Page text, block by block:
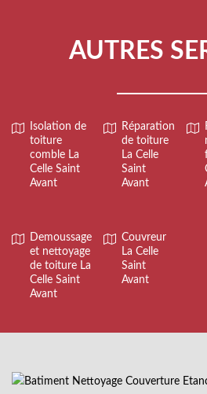
AUTRES
Isolation de
toiture
comble La
Celle Saint
Avant
Réparation
de toiture
La Celle
Saint
Avant
Demoussage
et nettoyage
de toiture La
Celle Saint
Avant
Couvreur
La Celle
Saint
Avant